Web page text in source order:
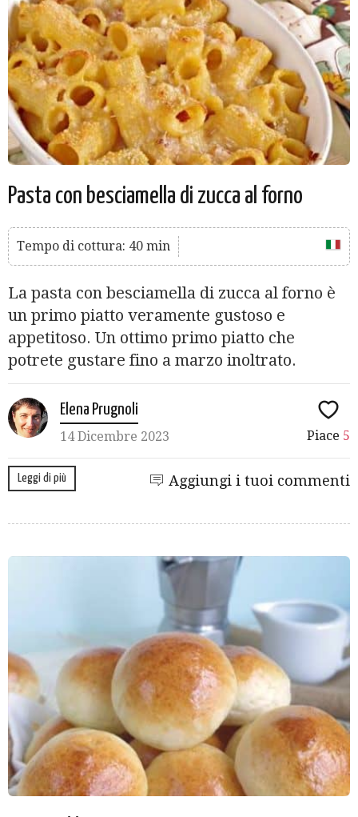
Pasta con besciamella di zucca al forno
Tempo di cottura: 40 min
La pasta con besciamella di zucca al forno è
un primo piatto veramente gustoso e
appetitoso. Un ottimo primo piatto che
potrete gustare fino a marzo inoltrato.
Elena Prugnoli
14 Dicembre 2023 Piace 5
Leggi di più Aggiungi i tuoi commenti